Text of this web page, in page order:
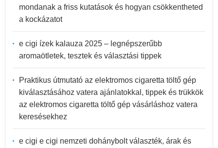
mondanak a friss kutatások és hogyan csökkentheted
a kockázatot
e cigi ízek kalauza 2025 – legnépszerűbb
aromaötletek, tesztek és választási tippek
Praktikus útmutató az elektromos cigaretta töltő gép
kiválasztásához vatera ajánlatokkal, tippek és trükkök
az elektromos cigaretta töltő gép vásárláshoz vatera
keresésekhez
e cigi e cigi nemzeti dohánybolt választék, árak és